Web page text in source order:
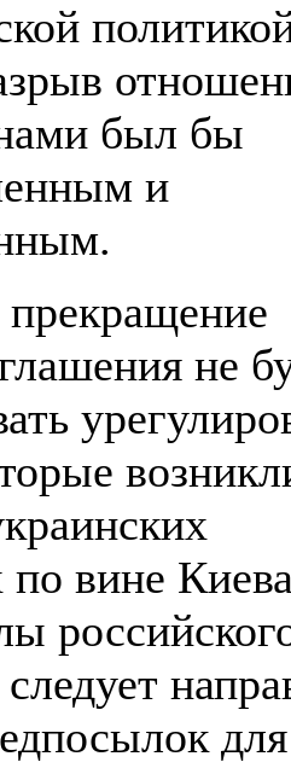
был бы
и
не
вине
для